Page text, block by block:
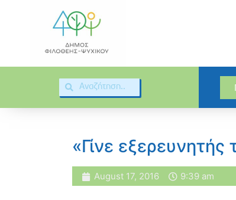
«Γίνε
August 17, 2016 9:39 am